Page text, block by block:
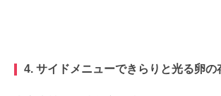
4. サイドメニューできらりと光る卵の